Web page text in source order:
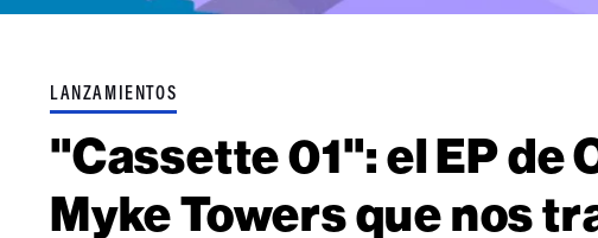
LANZAMIENTOS
"Cassette 01": el EP de
Myke Towers que nos